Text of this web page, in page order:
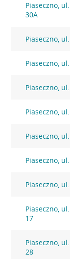
Piaseczno,
30A
Piaseczno,
Piaseczno,
Piaseczno,
Piaseczno,
Piaseczno,
Piaseczno,
Piaseczno,
Piaseczno,
17
Piaseczno,
28